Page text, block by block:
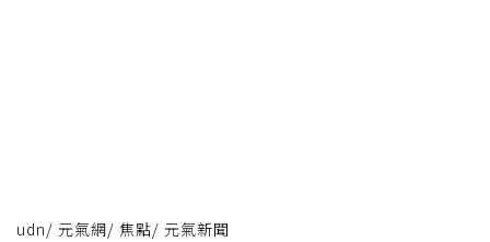
udn/ 元氣網/ 焦點/ 元氣新聞